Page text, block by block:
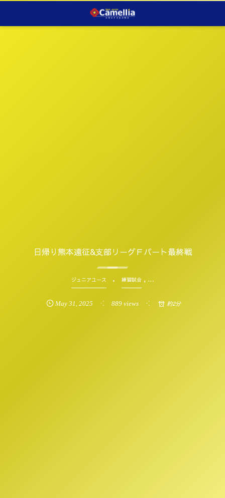
日帰り熊本遠征&支部リーグＦパート最終戦
ジュニアユース 練習試合, …
May 31 ,2025 889 views 約2分